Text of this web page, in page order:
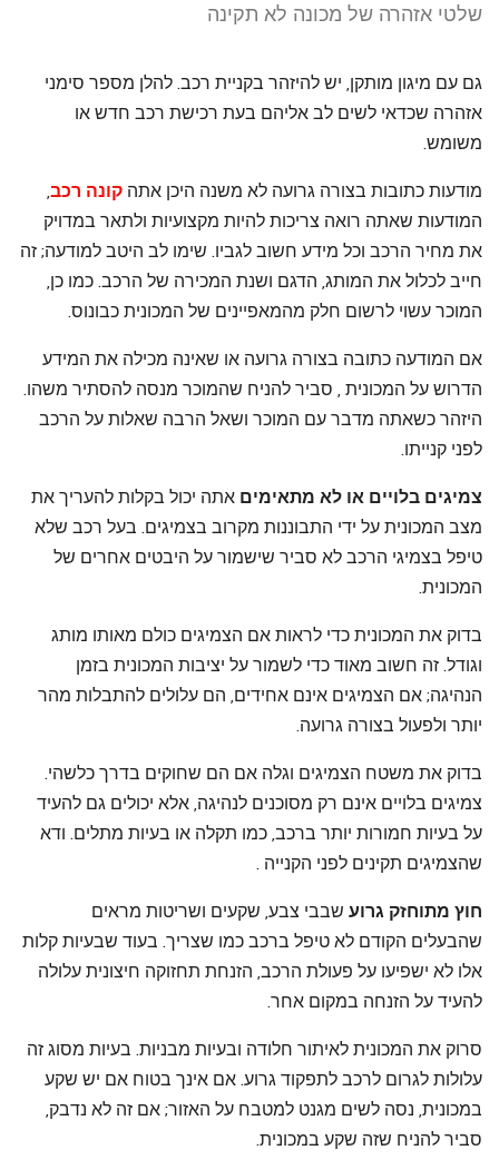
שלטי אזהרה של מכונה לא תקינה
גם עם מיגון מותקן, יש להיזהר בקניית רכב. להלן מספר סימני
אזהרה שכדאי לשים לב אליהם בעת רכישת רכב חדש או
משומש.
מודעות כתובות בצורה גרועה לא משנה היכן אתה קונה רכב,
המודעות שאתה רואה צריכות להיות מקצועיות ולתאר במדויק
את מחיר הרכב וכל מידע חשוב לגביו. שימו לב היטב למודעה; זה
חייב לכלול את המותג, הדגם ושנת המכירה של הרכב. כמו כן,
המוכר עשוי לרשום חלק מהמאפיינים של המכונית כבונוס.
אם המודעה כתובה בצורה גרועה או שאינה מכילה את המידע
הדרוש על המכונית , סביר להניח שהמוכר מנסה להסתיר משהו.
היזהר כשאתה מדבר עם המוכר ושאל הרבה שאלות על הרכב
לפני קנייתו.
צמיגים בלויים או לא מתאימים אתה יכול בקלות להעריך את
מצב המכונית על ידי התבוננות מקרוב בצמיגים. בעל רכב שלא
טיפל בצמיגי הרכב לא סביר שישמור על היבטים אחרים של
המכונית.
בדוק את המכונית כדי לראות אם הצמיגים כולם מאותו מותג
וגודל. זה חשוב מאוד כדי לשמור על יציבות המכונית בזמן
הנהיגה; אם הצמיגים אינם אחידים, הם עלולים להתבלות מהר
יותר ולפעול בצורה גרועה.
בדוק את משטח הצמיגים וגלה אם הם שחוקים בדרך כלשהי.
צמיגים בלויים אינם רק מסוכנים לנהיגה, אלא יכולים גם להעיד
על בעיות חמורות יותר ברכב, כמו תקלה או בעיות מתלים. ודא
שהצמיגים תקינים לפני הקנייה .
חוץ מתוחזק גרוע שבבי צבע, שקעים ושריטות מראים
שהבעלים הקודם לא טיפל ברכב כמו שצריך. בעוד שבעיות קלות
אלו לא ישפיעו על פעולת הרכב, הזנחת תחזוקה חיצונית עלולה
להעיד על הזנחה במקום אחר.
סרוק את המכונית לאיתור חלודה ובעיות מבניות. בעיות מסוג זה
עלולות לגרום לרכב לתפקוד גרוע. אם אינך בטוח אם יש שקע
במכונית, נסה לשים מגנט למטבח על האזור; אם זה לא נדבק,
סביר להניח שזה שקע במכונית.